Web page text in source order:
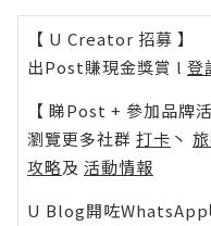
【 U Creator 招募 】
出Post賺現金獎賞 l 登
【 睇Post + 參加品牌活
瀏覽更多社群 打卡 丶
攻略及 活動情報
U Blog開咗WhatsApp